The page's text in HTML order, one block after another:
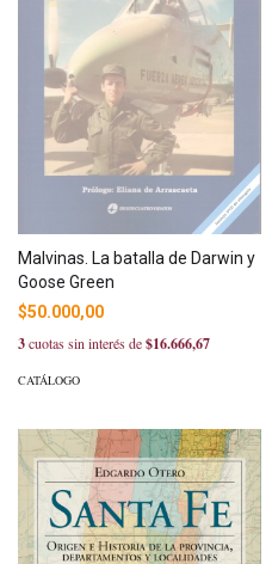
Malvinas. La batalla de Darwin y
Goose Green
$50.000,00
3cuotas sin interés de$16.666,67
CATÁLOGO